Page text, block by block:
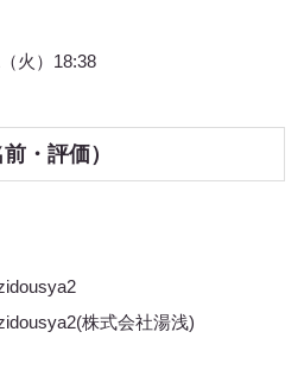
火）18:38
・評価）
株式会社湯浅)